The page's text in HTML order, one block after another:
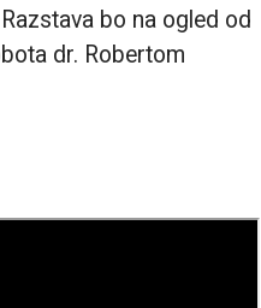
bo na ogled od
dr. Robertom